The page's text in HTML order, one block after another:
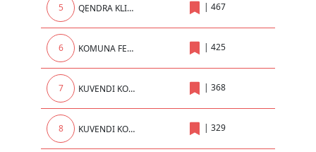
5 QENDRA KLINIKE UNIVERSITARE E KOSOVES | 467
6 KOMUNA FERIZAJ | 425
7 KUVENDI KOMUNAL I KLINËS | 368
8 KUVENDI KOMUNAL LIPIJAN | 329